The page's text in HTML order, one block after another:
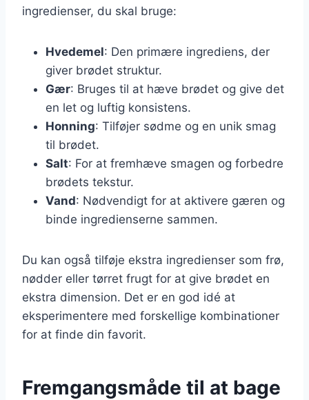
ingredienser, du skal bruge:
Hvedemel: Den primære ingrediens, der
giver brødet struktur.
Gær: Bruges til at hæve brødet og give det
en let og luftig konsistens.
Honning: Tilføjer sødme og en unik smag
til brødet.
Salt: For at fremhæve smagen og forbedre
brødets tekstur.
Vand: Nødvendigt for at aktivere gæren og
binde ingredienserne sammen.
Du kan også tilføje ekstra ingredienser som frø,
nødder eller tørret frugt for at give brødet en
ekstra dimension. Det er en god idé at
eksperimentere med forskellige kombinationer
for at finde din favorit.
Fremgangsmåde til at bage